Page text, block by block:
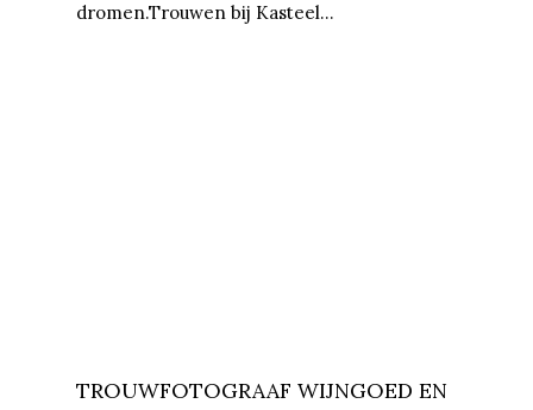
dromen.Trouwen bij Kasteel…
TROUWFOTOGRAAF WIJNGOED EN